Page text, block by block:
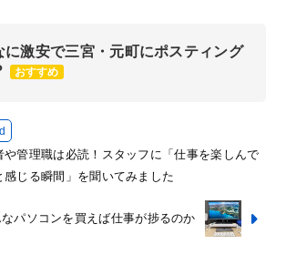
に激安で三宮・元町にポスティング
おすすめ
や管理職は必読！スタッフに「仕事を楽しんで
感じる瞬間」を聞いてみました
なパソコンを買えば仕事が捗るのか